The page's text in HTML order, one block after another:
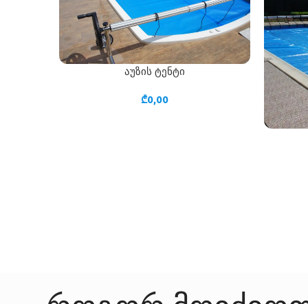
ᲙᲐᲚᲐᲗᲐᲨᲘ ᲓᲐᲛᲐᲢᲔᲑᲐაუზის ტენტი
₾0,00